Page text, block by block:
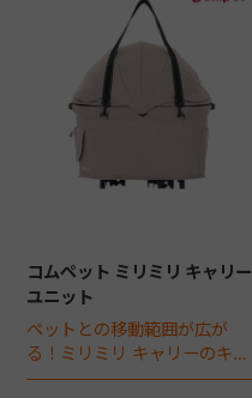
コムペット ミリミリ キャリー
ユニット
ペットとの移動範囲が広が
る！ミリミリ キャリーのキャ
リー部単品が登場！